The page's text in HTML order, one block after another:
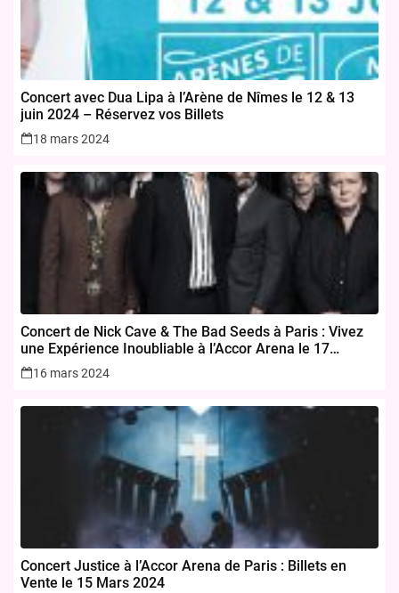
Concert avec Dua Lipa à l’Arène de Nîmes le 12 & 13
juin 2024 – Réservez vos Billets
18 mars 2024
Concert de Nick Cave & The Bad Seeds à Paris : Vivez
une Expérience Inoubliable à l’Accor Arena le 17
novembre 2024
16 mars 2024
Concert Justice à l’Accor Arena de Paris : Billets en
Vente le 15 Mars 2024